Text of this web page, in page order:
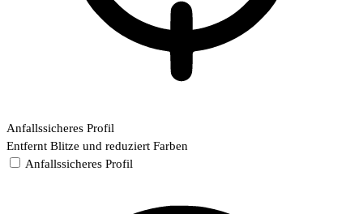
Anfallssicheres Profil
Entfernt Blitze und reduziert Farben
Anfallssicheres Profil